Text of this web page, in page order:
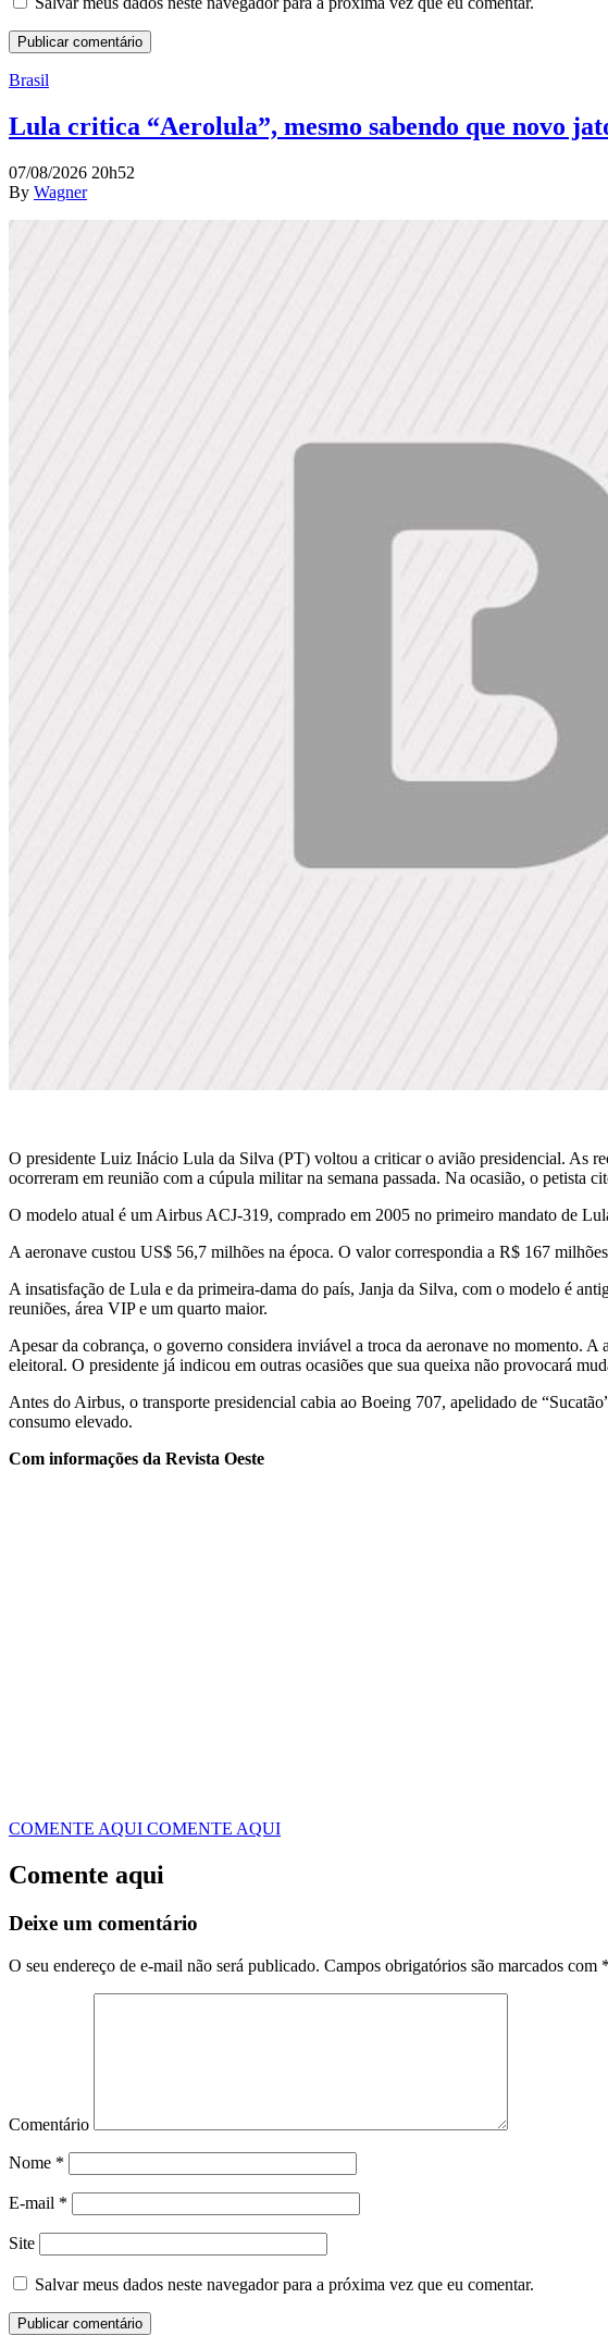
Brasil
Lula critica “Aerolula”, mesmo sabendo que novo
07/08/2026 20h52
By Wagner
O presidente Luiz Inácio Lula da Silva (PT) voltou a criticar o avião presidencial. As
ocorreram em reunião com a cúpula militar na semana passada. Na ocasião, o petista
O modelo atual é um Airbus ACJ-319, comprado em 2005 no primeiro mandato de
A aeronave custou US$ 56,7 milhões na época. O valor correspondia a R$ 167
A insatisfação de Lula e da primeira-dama do país, Janja da Silva, com o modelo é
reuniões, área VIP e um quarto maior.
Apesar da cobrança, o governo considera inviável a troca da aeronave no momento.
eleitoral. O presidente já indicou em outras ocasiões que sua queixa não provocará
Antes do Airbus, o transporte presidencial cabia ao Boeing 707, apelidado de
consumo elevado.
Com informações da Revista Oeste
COMENTE AQUI COMENTE AQUI
Comente aqui
Deixe um comentário
O seu endereço de e-mail não será publicado. Campos obrigatórios são marcados com *
Comentário
Nome *
E-mail *
Site
Salvar meus dados neste navegador para a próxima vez que eu comentar.